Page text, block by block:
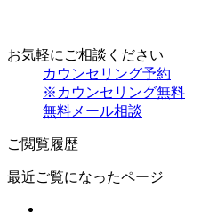
お気軽にご相談ください
カウンセリング予約
※カウンセリング無料
無料メール相談
ご閲覧履歴
最近ご覧になったページ